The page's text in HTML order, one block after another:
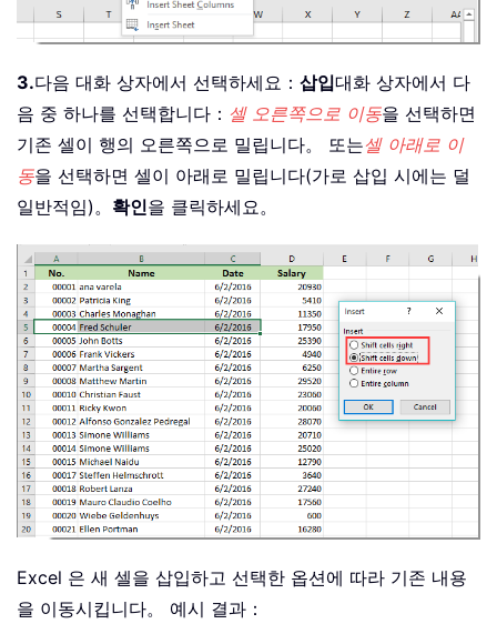
3.다음 대화 상자에서 선택하세요： 삽입대화 상자에서 다
음 중 하나를 선택합니다： 셀 오른쪽으로 이동을 선택하면
기존 셀이 행의 오른쪽으로 밀립니다。 또는셀 아래로 이
동을 선택하면 셀이 아래로 밀립니다(가로 삽입 시에는 덜
일반적임)。 확인을 클릭하세요。
Excel 은 새 셀을 삽입하고 선택한 옵션에 따라 기존 내용
을 이동시킵니다。 예시 결과：